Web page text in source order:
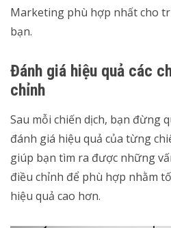
Marketing phù hợp nhất cho
bạn.
Đánh giá hiệu quả các
chỉnh
Sau mỗi chiến dịch, bạn đừng
đánh giá hiệu quả của từng
giúp bạn tìm ra được những
điều chỉnh để phù hợp nhằm
hiệu quả cao hơn.